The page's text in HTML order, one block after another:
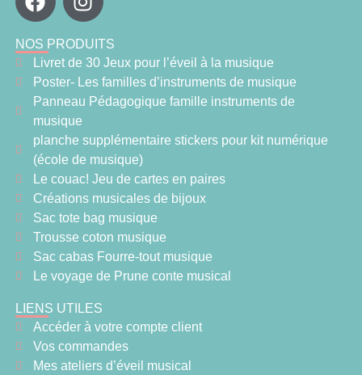
NOS PRODUITS
Livret de 30 Jeux pour l’éveil à la musique
Poster- Les familles d’instruments de musique
Panneau Pédagogique famille instruments de
musique
planche supplémentaire stickers pour kit numérique
(école de musique)
Le couac! Jeu de cartes en paires
Créations musicales de bijoux
Sac tote bag musique
Trousse coton musique
Sac cabas Fourre-tout musique
Le voyage de Prune conte musical
LIENS UTILES
Accéder à votre compte client
Vos commandes
Mes ateliers d’éveil musical